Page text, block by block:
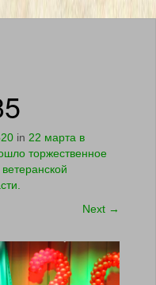
in 22 марта в
торжественное
Next →